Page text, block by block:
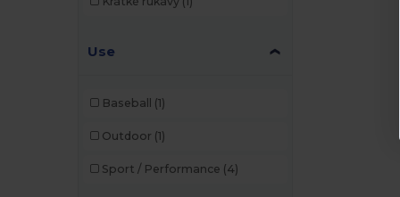
Beechfield
Use
Baseball (1)
Outdoor (1)
Sport / Performance (4)